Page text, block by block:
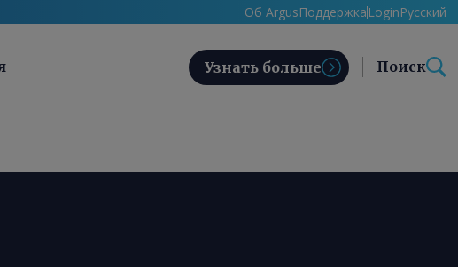
Об ArgusПоддержка LoginРусский
Узнать больше Поиск